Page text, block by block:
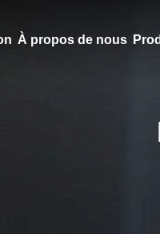
À propos de nous